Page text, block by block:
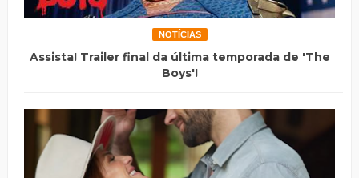
NOTÍCIAS
Assista! Trailer final da última temporada de 'The
Boys'!